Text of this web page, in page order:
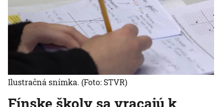
Ilustračná snímka. (Foto: STVR)